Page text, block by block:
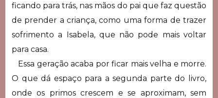
ficando para trás, nas mãos do pai que faz questão
de prender a criança, como uma forma de trazer
sofrimento a Isabela, que não pode mais voltar
para casa.
Essa geração acaba por ficar mais velha e morre.
O que dá espaço para a segunda parte do livro,
onde os primos crescem e se aproximam, sem